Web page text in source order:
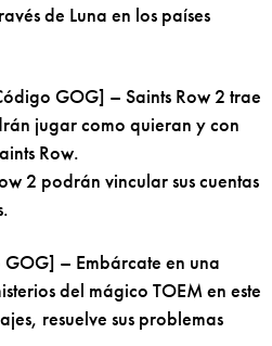
de Luna en los países
GOG] – Saints Row 2 trae
jugar como quieran y con
Row.
2 podrán vincular sus cuentas
– Embárcate en una
del mágico TOEM en este
resuelve sus problemas